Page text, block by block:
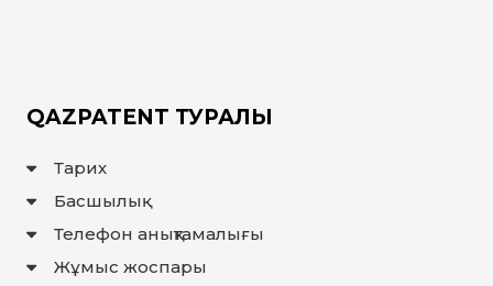
QAZPATENT ТУРАЛЫ
Тарих
Басшылық
Телефон анықтамалығы
Жұмыс жоспары